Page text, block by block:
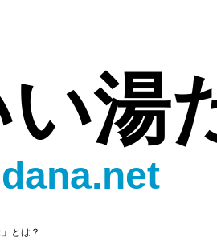
い湯
」とは？